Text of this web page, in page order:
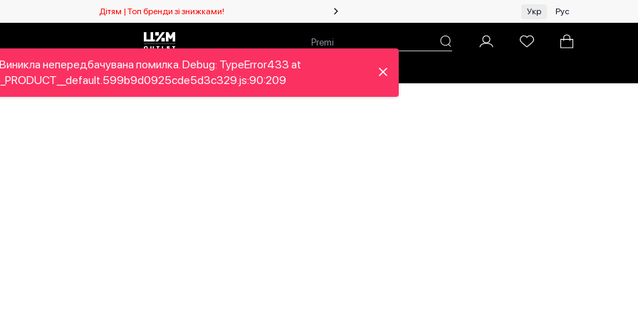
Дітям | Топ бренди зі знижками! Жінкам | Топ бренди зі знижками!
Укр Рус
Дітям Home&Gifts Бренди Новий сезон Про ЦУМ
непередбачувана помилка. Debug: TypeError433 at